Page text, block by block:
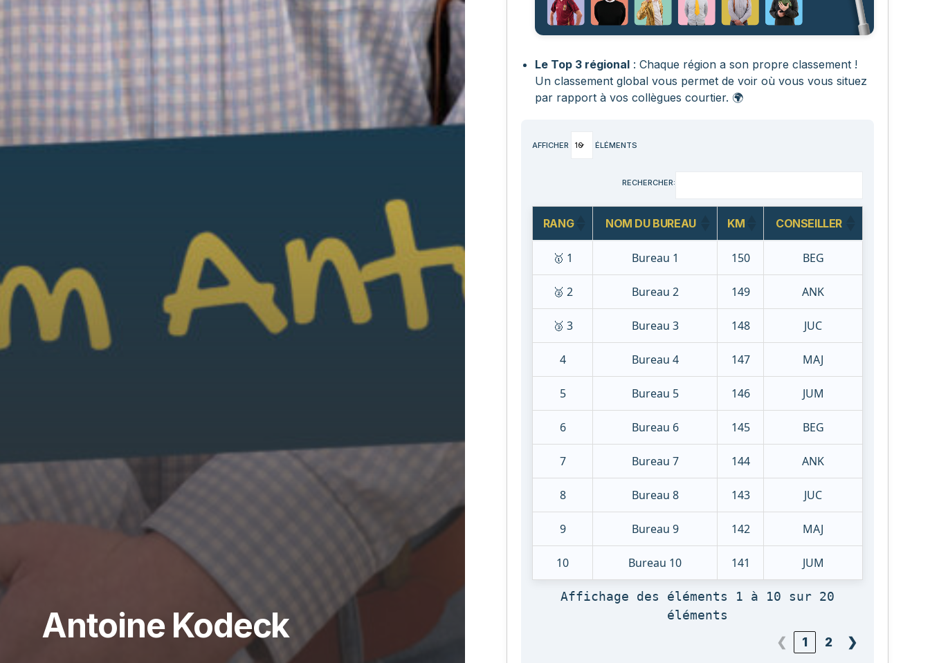
Antoine Kodeck
Le Top 3 régional : Chaque région a son propre classement !
Un classement global vous permet de voir où vous vous situez
par rapport à vos collègues courtier. 🌍
AFFICHER ÉLÉMENTS
RECHERCHER:
RANG NOM DU BUREAU KM CONSEILLER
🥇 1 Bureau 1 150 BEG
🥈 2 Bureau 2 149 ANK
🥉 3 Bureau 3 148 JUC
4 Bureau 4 147 MAJ
5 Bureau 5 146 JUM
6 Bureau 6 145 BEG
7 Bureau 7 144 ANK
8 Bureau 8 143 JUC
9 Bureau 9 142 MAJ
10 Bureau 10 141 JUM
Affichage des éléments 1 à 10 sur 20
éléments
❮
1 2 ❯